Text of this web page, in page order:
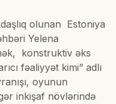
olunan Estoniya
Yelena
konstruktiv əks
fəaliyyət kimi” adlı
oyunun
inkişaf növlərində